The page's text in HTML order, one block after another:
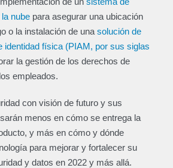
nube para asegurar una ubicación
o la instalación de una solución de
identidad física (PIAM, por sus siglas
la gestión de los derechos de
empleados.
con visión de futuro y sus
menos en cómo se entrega la
y más en cómo y dónde
para mejorar y fortalecer su
y datos en 2022 y más allá.